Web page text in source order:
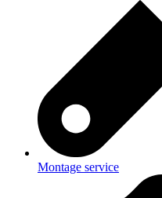
Montage service